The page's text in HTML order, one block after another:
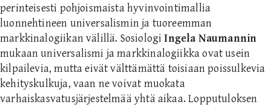
perinteisesti pohjoismaista hyvinvointimallia
luonnehtineen universalismin ja tuoreemman
markkinalogiikan välillä. SosiologiIngela Naumannin
mukaan universalismi ja markkinalogiikka ovat usein
kilpailevia, mutta eivät välttämättä toisiaan poissulkevia
kehityskulkuja, vaan ne voivat muokata
varhaiskasvatusjärjestelmää yhtä aikaa. Lopputuloksen